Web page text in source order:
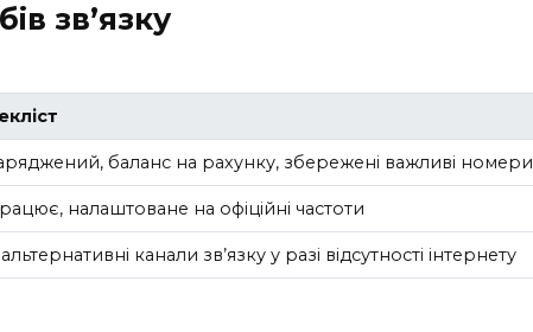
зв’язку
баланс на рахунку, збережені важливі номери
налаштоване на офіційні частоти
канали зв’язку у разі відсутності інтернету